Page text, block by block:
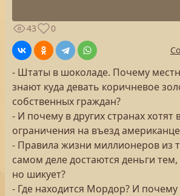
43
0
- Штаты в шоколаде. Почему
знают куда девать коричневое
собственных граждан?
- И почему в других странах хотят
ограничения на въезд
- Правила жизни миллионеров из
самом деле достаются деньги тем,
но шикует?
- Где находится Мордор? И почему